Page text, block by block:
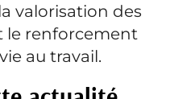
valorisation des
le renforcement
au travail.